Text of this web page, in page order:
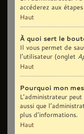
accéderez aux
Haut
À quoi sert le
Il vous permet de
l’utilisateur (onglet
Haut
Pourquoi mon
L’administrateur
aussi que
plus d’informations.
Haut